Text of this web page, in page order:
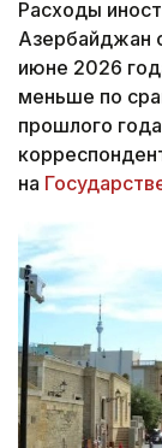
Расходы
Азербайджан
июне 2026
меньше по
прошлого
на